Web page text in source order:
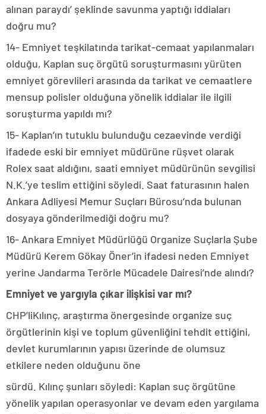
alınan paraydı’ şeklinde savunma yaptığı iddiaları
doğru mu?
14- Emniyet teşkilatında tarikat-cemaat yapılanmaları
olduğu, Kaplan suç örgütü soruşturmasını yürüten
emniyet görevlileri arasında da tarikat ve cemaatlere
mensup polisler olduğuna yönelik iddialar ile ilgili
soruşturma yapıldı mı?
15- Kaplan’ın tutuklu bulunduğu cezaevinde verdiği
ifadede eski bir emniyet müdürüne rüşvet olarak
Rolex saat aldığını, saati emniyet müdürünün sevgilisi
N.K.’ye teslim ettiğini söyledi. Saat faturasının halen
Ankara Adliyesi Memur Suçları Bürosu’nda bulunan
dosyaya gönderilmediği doğru mu?
16- Ankara Emniyet Müdürlüğü Organize Suçlarla Şube
Müdürü Kerem Gökay Öner’in ifadesi neden Emniyet
yerine Jandarma Terörle Mücadele Dairesi’nde alındı?
Emniyet ve yargıyla çıkar ilişkisi var mı?
CHP’liKılınç, araştırma önergesinde organize suç
örgütlerinin kişi ve toplum güvenliğini tehdit ettiğini,
devlet kurumlarının yapısı üzerinde de olumsuz
etkilere neden olduğunu öne
sürdü. Kılınç şunları söyledi: Kaplan suç örgütüne
yönelik yapılan operasyonlar ve devam eden yargılama